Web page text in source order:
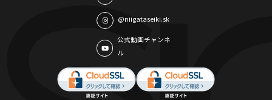
@niigataseiki.sk
公式動画チャンネ
ル